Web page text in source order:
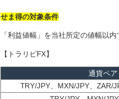
せま得の対象条件
「利益値幅」を当社所定の値幅以
【トラリピFX】
通貨ペア
TRY/JPY、MXN/JPY、ZAR/